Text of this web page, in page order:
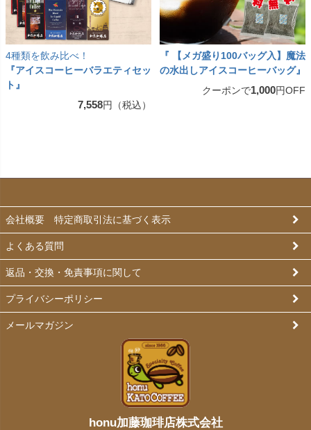
4種類を飲み比べ！
『アイスコーヒーバラエティセッ
ト』
7,558円（税込）
『 【メガ盛り100バッグ入】魔法
の水出しアイスコーヒーバッグ』
クーポンで1,000円OFF
honu加藤珈琲店株式会社
会社概要 特定商取引法に基づく表示
よくある質問
返品・交換・免責事項に関して
プライバシーポリシー
メールマガジン